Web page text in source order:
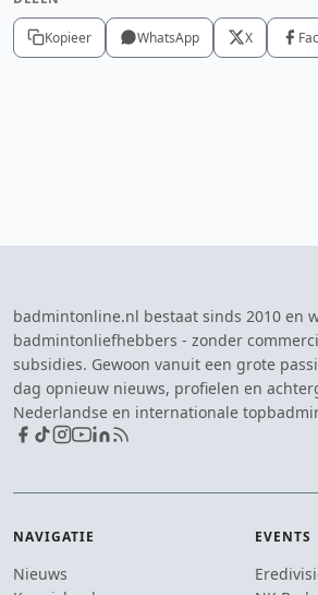
Kopieer WhatsApp X
badmintonline.nl bestaat sinds 2010 en
badmintonliefhebbers - zonder
subsidies. Gewoon vanuit een grote
dag opnieuw nieuws, profielen en
Nederlandse en internationale
NAVIGATIE
Nieuws
EVENTS